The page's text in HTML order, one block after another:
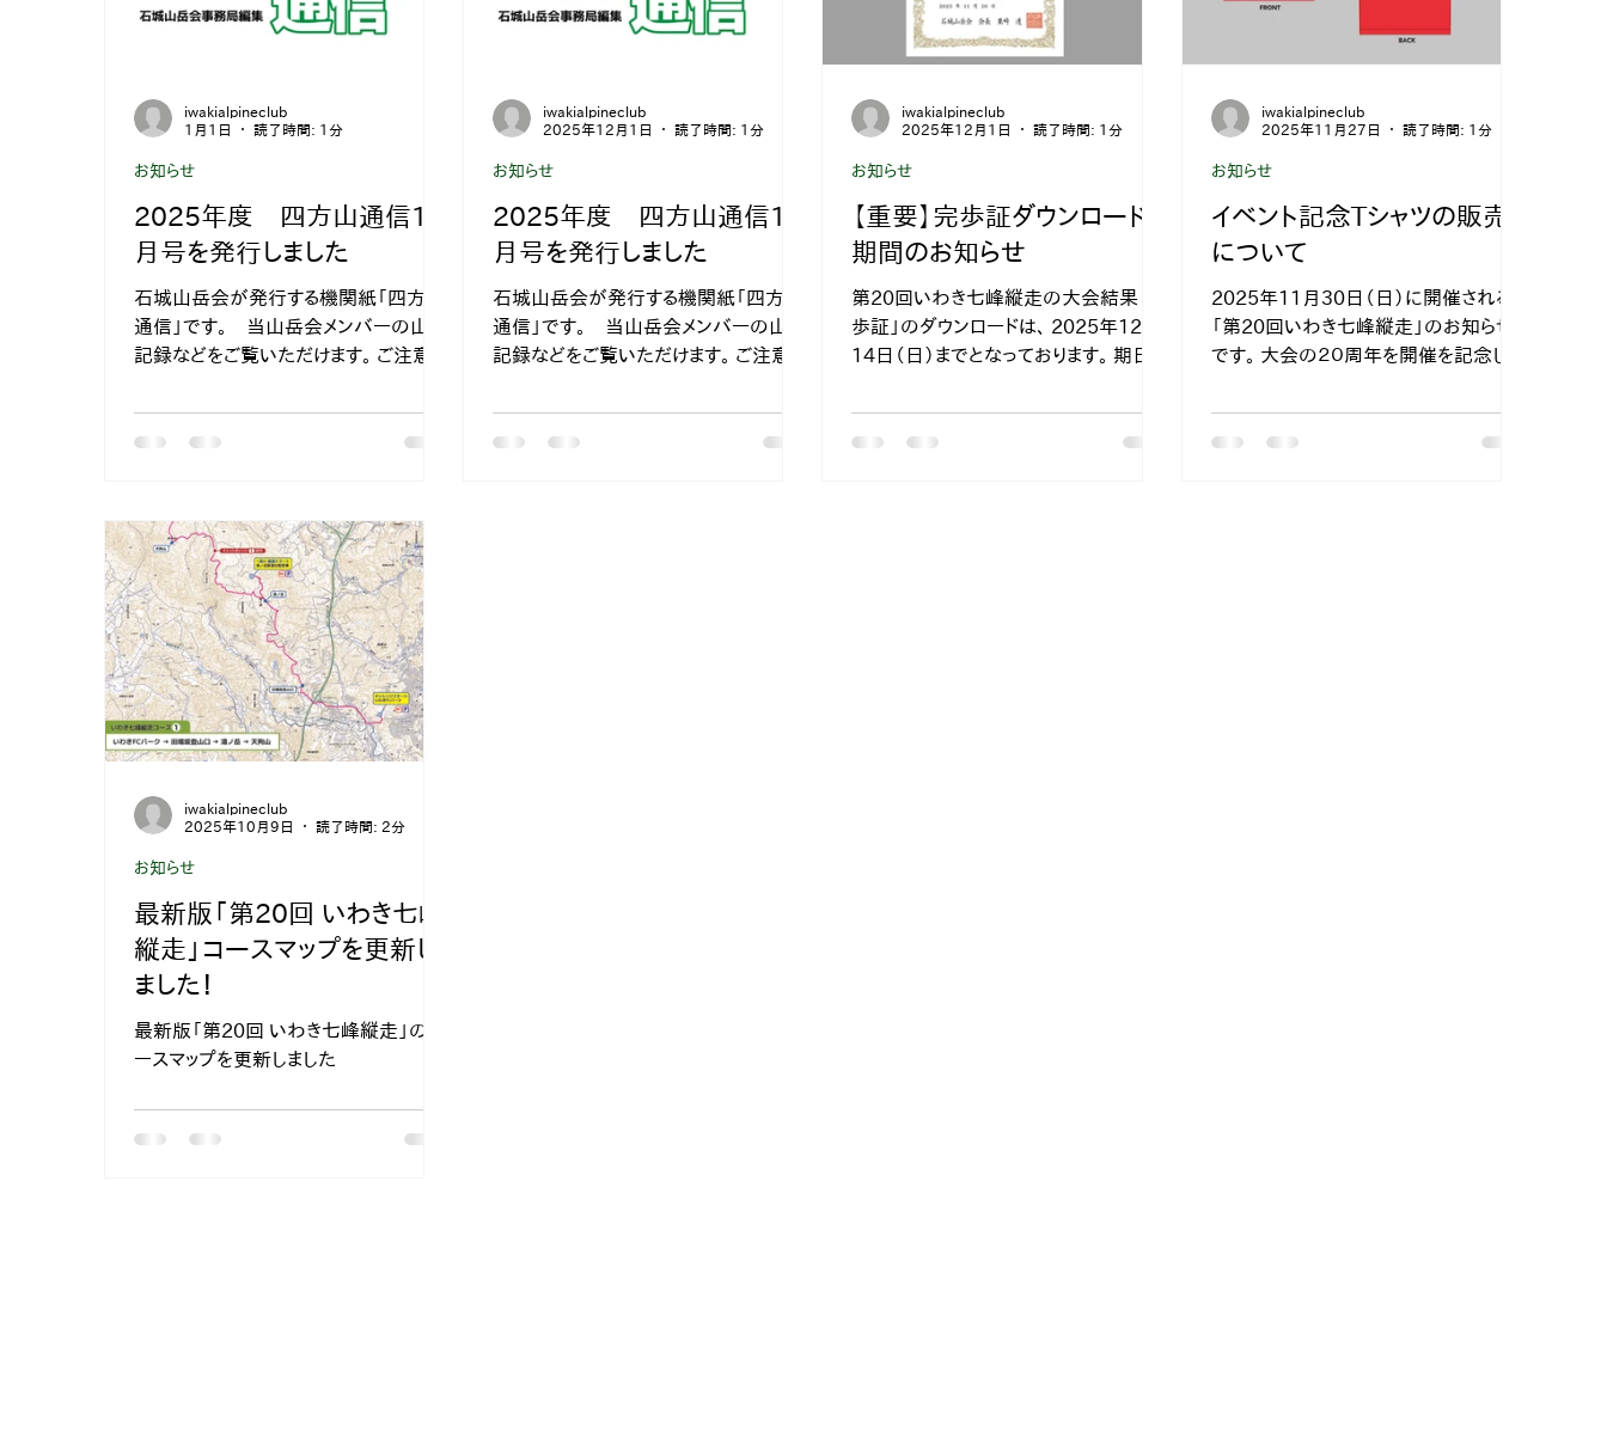
2025年度 四方山通信12
月号を発行しました
石城山岳会が発行する機関紙「四方山
通信」です。 当山岳会メンバーの山行
記録などをご覧いただけます。 ご注意！
です。 事前の入念な準備や、登山届
の提出、保険の加入などを忘れずに行
お知らせ
iwakialpineclub
1月1日
読了時間: 1分
2025年度 四方山通信11
月号を発行しました
石城山岳会が発行する機関紙「四方山
通信」です。 当山岳会メンバーの山行
記録などをご覧いただけます。 ご注意！
です。 事前の入念な準備や、登山届
の提出、保険の加入などを忘れずに行
お知らせ
iwakialpineclub
2025年12月1日
読了時間: 1分
【重要】完歩証ダウンロード
期間のお知らせ
第20回いわき七峰縦走の大会結果「完
歩証」のダウンロードは、 2025年12月
14日（日）までとなっております。 期日を
ので、お済みでない方はお早めにダウン
ロードをしてください。
お知らせ
iwakialpineclub
2025年12月1日
読了時間: 1分
イベント記念Tシャツの販売
について
2025年11月30日（日）に開催される、
「第20回いわき七峰縦走」のお知らせ
です。 大会の２０周年を開催を記念し
ースにて数量限定で販売いたします。
お知らせ
iwakialpineclub
2025年11月27日
読了時間: 1分
最新版「第20回 いわき七峰
縦走」コースマップを更新し
ました！
最新版「第20回 いわき七峰縦走」のコ
ースマップを更新しました
お知らせ
iwakialpineclub
2025年10月9日
読了時間: 2分